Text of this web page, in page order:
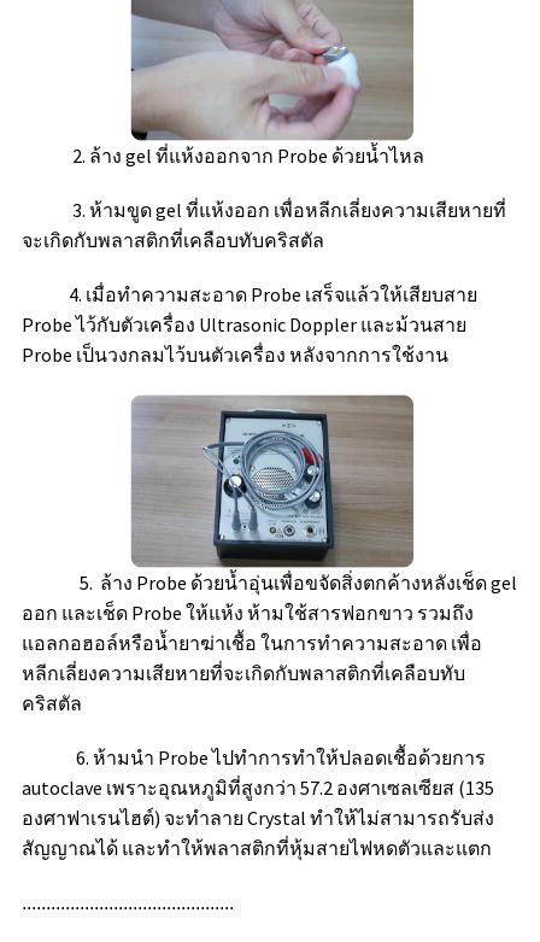
2. ล้าง gel ที่แห้งออกจาก Probe ด้วยน้ำไหล
3. ห้ามขูด gel ที่แห้งออก เพื่อหลีกเลี่ยงความเสียหายที่
จะเกิดกับพลาสติกที่เคลือบทับคริสตัล
4. เมื่อทำความสะอาด Probe เสร็จแล้วให้เสียบสาย
Probe ไว้กับตัวเครื่อง Ultrasonic Doppler และม้วนสาย
Probe เป็นวงกลมไว้บนตัวเครื่อง หลังจากการใช้งาน
5. ล้าง Probe ด้วยน้ำอุ่นเพื่อขจัดสิ่งตกค้างหลังเช็ด gel
ออก และเช็ด Probe ให้แห้ง ห้ามใช้สารฟอกขาว รวมถึง
แอลกอฮอล์หรือน้ำยาฆ่าเชื้อ ในการทำความสะอาด เพื่อ
หลีกเลี่ยงความเสียหายที่จะเกิดกับพลาสติกที่เคลือบทับ
คริสตัล
6. ห้ามนำ Probe ไปทำการทำให้ปลอดเชื้อด้วยการ
autoclave เพราะอุณหภูมิที่สูงกว่า 57.2 องศาเซลเซียส (135
องศาฟาเรนไฮต์) จะทำลาย Crystal ทำให้ไม่สามารถรับส่ง
สัญญาณได้ และทำให้พลาสติกที่หุ้มสายไฟหดตัวและแตก
............................................